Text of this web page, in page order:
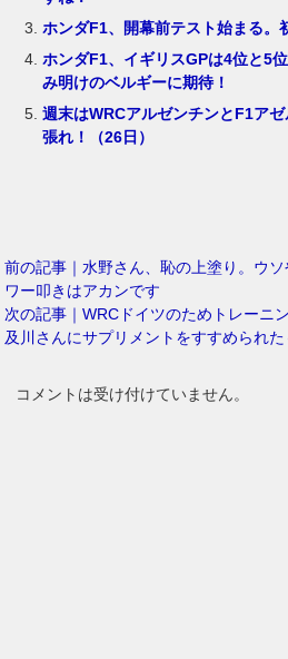
ホンダF1、開幕前テスト始まる。
ホンダF1、イギリスGPは4位と5
み明けのベルギーに期待！
週末はWRCアルゼンチンとF1ア
張れ！（26日）
前の記事｜水野さん、恥の上塗り。ウ
ワー叩きはアカンです
次の記事｜WRCドイツのためトレーニ
及川さんにサプリメントをすすめられた
コメントは受け付けていません。